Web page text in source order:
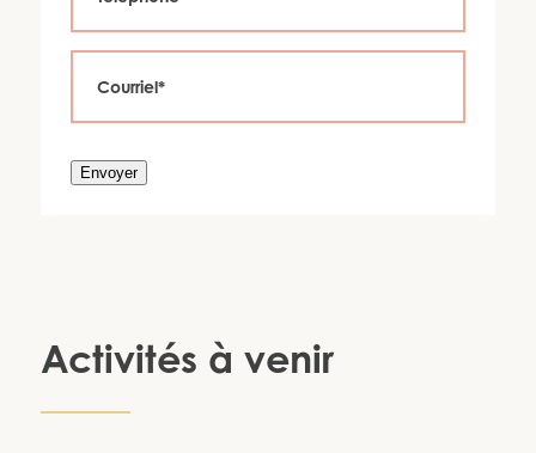
Envoyer
Activités à venir